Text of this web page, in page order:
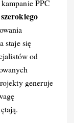
PPC
szerokiego
staje się
od
generuje